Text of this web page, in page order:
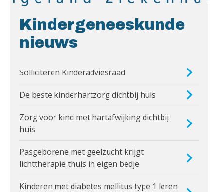
Kindergeneeskunde
nieuws
Solliciteren Kinderadviesraad
De beste kinderhartzorg dichtbij huis
Zorg voor kind met hartafwijking dichtbij
huis
Pasgeborene met geelzucht krijgt
lichttherapie thuis in eigen bedje
Kinderen met diabetes mellitus type 1 leren